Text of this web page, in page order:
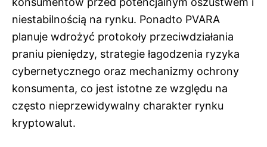
niestabilnością na rynku. Ponadto PVARA
planuje wdrożyć protokoły przeciwdziałania
praniu pieniędzy, strategie łagodzenia ryzyka
cybernetycznego oraz mechanizmy ochrony
konsumenta, co jest istotne ze względu na
często nieprzewidywalny charakter rynku
kryptowalut.